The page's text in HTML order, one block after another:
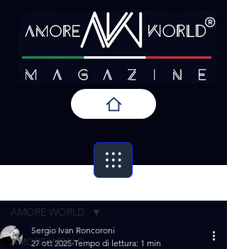
AMORE WORLD
AMORE WORLD
Sergio Ivan Roncoroni
27 ott 2025 Tempo di lettura: 1 min